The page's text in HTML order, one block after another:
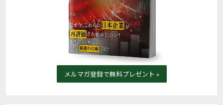
メルマガ登録で無料プレゼント »